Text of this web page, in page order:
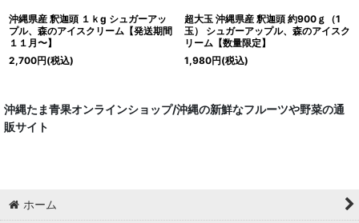
沖縄県産 釈迦頭 １ｋg シュガーアッ
プル、森のアイスクリーム【発送期間
１１月〜】
2,700円(税込)
超大玉 沖縄県産 釈迦頭 約900ｇ（1
玉） シュガーアップル、森のアイスク
リーム【数量限定】
1,980円(税込)
沖縄たま青果オンラインショップ/沖縄の新鮮なフルーツや野菜の通
販サイト
ホーム